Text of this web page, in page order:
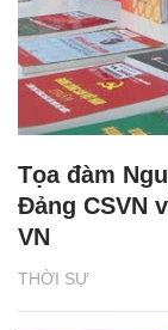
THỜI SỰ
Tọa đàm
Đảng CSVN
VN